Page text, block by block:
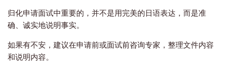
归化申请面试中重要的，并不是用完美的日语表达，而是准
确、诚实地说明事实。
如果有不安，建议在申请前或面试前咨询专家，整理文件内容
和说明内容。